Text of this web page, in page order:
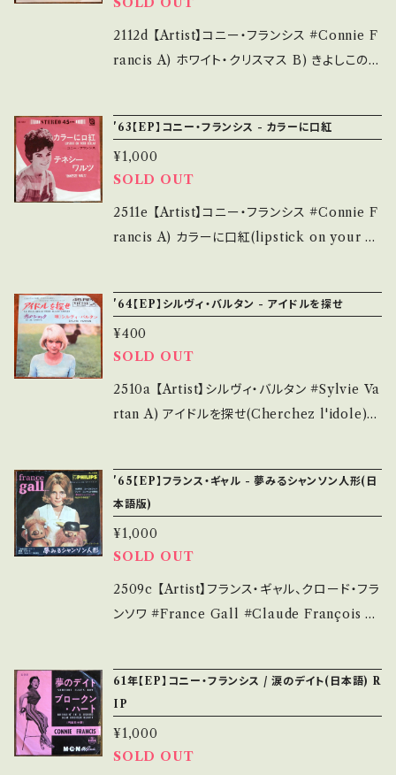
*中古という事をご理解して頂ける方のご購入を
お願い致します。 Please purchase it if you
understand that it is second hand. *詳しく
n/items/14252144 お知らせ等は、About 画
B/B (国内盤/袋ジャケ) *ジャケ黄しみ _____
____________________ 【About the
state/状態説明】 S・新品未開封など A・綺麗・
他、+ - で補足しています。 *中古という事をご理
解して頂ける方のご購入をお願い致します。 Ple
ase purchase it if you understand that it
is second hand. *詳しくは ■■■状態・説明
/ 発送について■■■ をご覧ください。 https://
___
2112d 【Artist】コニー・フランシス #Connie F
rancis A) ホワイト・クリスマス B) きよしこの夜
OBK219■ https://youtu.be/Koo9M0clCf
I 【Condition】Jacket/Record：B+/B (国内
盤)*この年代にしては良好 ____________
_____________ 【About the state/状
態説明】 S・新品未開封など A・綺麗・キズ等も
足しています。 *中古という事をご理解して頂け
る方のご購入をお願い致します。 Please purc
hase it if you understand that it is secon
d hand. *詳しくは ■■■状態・説明 / 発送に
ついて■■■ をご覧ください。 https://onbank
'63【EP】コニー・フランシス - カラーに口紅
¥1,000
SOLD OUT
2511e 【Artist】コニー・フランシス #Connie F
rancis A) カラーに口紅(lipstick on your co
なカヴァーを生んだアメリカンポップス定番♪
■参考視聴■ https://youtu.be/vj-wXGs8y
7Y?si=ouNc96XybCmjhViE 【Condition】
Jacket/Record：B/B (国内盤・再発) _____
____________________ 【About the
ど見られる C・痛み多・キズ多く痛み多 *その
他、+ - で補足しています。 *中古という事をご理
解して頂ける方のご購入をお願い致します。 Ple
ase purchase it if you understand that it
is second hand. *詳しくは ■■■状態・説明
/ 発送について■■■ をご覧ください。 https://
___【bid】2511y
'64【EP】シルヴィ・バルタン - アイドルを探せ
¥400
SOLD OUT
2510a 【Artist】シルヴィ・バルタン #Sylvie Va
rtan A) アイドルを探せ(Cherchez l'idole)
ヴール、ヒット！ ■参考視聴■ https://youtu.b
e/Uv1rWoN78v0?si=77RYPRZo9li3ya4y
【Condition】 Jacket/Record：C/B (国内盤)
＊ジャケ右上cut _________________
________ 【About the state/状態説明】
S・新品未開封など A・綺麗・キズ等も無く、痛み
ます。 *中古という事をご理解して頂ける方のご
購入をお願い致します。 Please purchase it i
f you understand that it is second hand.
*詳しくは ■■■状態・説明 / 発送について■
'65【EP】フランス・ギャル - 夢みるシャンソン人形(日
本語版)
¥1,000
SOLD OUT
2509c 【Artist】フランス・ギャル、クロード・フラ
ンソワ #France Gall #Claude François A)
【Release/Label/Note】 1965 / FL-1200 /
ビクター *A)セルジュ・ゲンスブール作、日本語
詞:岩谷時子 ■参考視聴■ https://youtu.be/
6ZAsEZa0UHE?si=6F5pkalsrjd9RNW8
61年【EP】コニー・フランシス / 涙のデイト(日本語) R
IP
¥1,000
SOLD OUT